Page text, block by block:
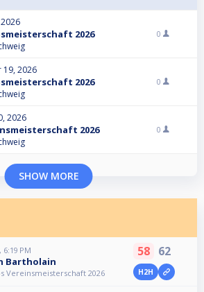
2026 0
19, 2026
2026 0
2026
2026 0
SHOW MORE
6:19 PM
Bartholain
Vereinsmeisterschaft 2026
58 62
H2H